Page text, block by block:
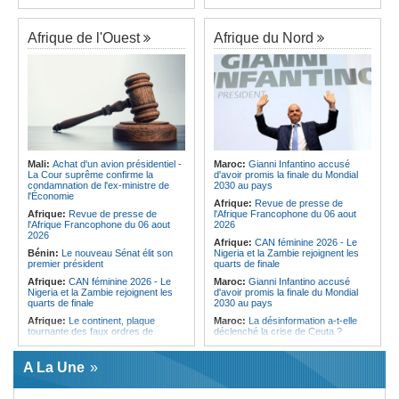
Afrique:La Cour international de
justice fixe le calendrier de la
Visite du Président de la
République et de la Première Dame
à Yamoussoukro
Afrique:L'Angola participe à la 21e
réunion du Partenariat Afrique-
Monde arabe au Caire
Congo-Kinshasa:Ebola - Contre le
variant Bundibugyo, plusieurs
essais lancés mais aucun traitement
Cameroun:Plusieurs
ressortissants expulsés des États-
pays
Afrique:L'Éthiopie accueillera la
76e session du Comité régional de
l'OMS pour le continent
Kenya:Une nouvelle récolte
d'espoir - Le coton Bt relance la
filière cotonnière à Lamu
Ile Maurice:
Alpine Challenge - Une
claque magistrale aux Racing
Ile Maurice:Pas de libération sous
caution pour Seewoo et Deoojee, la
FCC craint une interférence avec
les témoins
Ile Maurice:Kreol Morisien - Un
débat sans voix dissidente
Afrique de l'Ouest
Mali: Achat d'un avion présidentiel -
La Cour suprême confirme la
condamnation de l'ex-ministre de
l'Économie
Afrique: Revue de presse de
l'Afrique Francophone du 06 aout
2026
Bénin: Le nouveau Sénat élit son
premier président
Afrique: CAN féminine 2026 - Le
Nigeria et la Zambie rejoignent les
quarts de finale
Afrique: Le continent, plaque
tournante des faux ordres de
Guinée:
assume les fonctions présidentielles
Ghana:John Dramani en Jamaïque
Afrique du Nord
Maroc: Gianni Infantino accusé
d'avoir promis la finale du Mondial
2030 au pays
Afrique: Revue de presse de
l'Afrique Francophone du 06 aout
2026
Afrique: CAN féminine 2026 - Le
Nigeria et la Zambie rejoignent les
quarts de finale
Maroc: Gianni Infantino accusé
d'avoir promis la finale du Mondial
2030 au pays
Maroc: La désinformation a-t-elle
déclenché la crise de Ceuta ?
Afrique:L'essor historique de
Algérie:France - L'affaire Mehdi
A La Une